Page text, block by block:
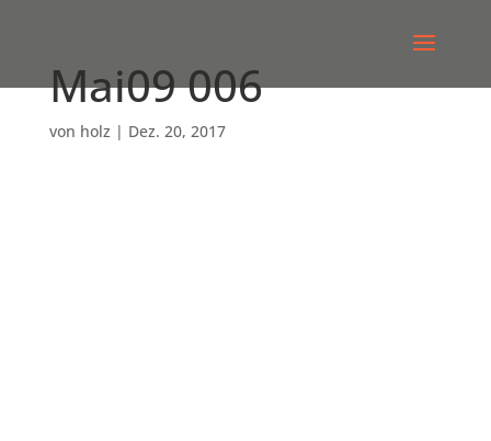
Mai09 006
von holz | Dez. 20, 2017